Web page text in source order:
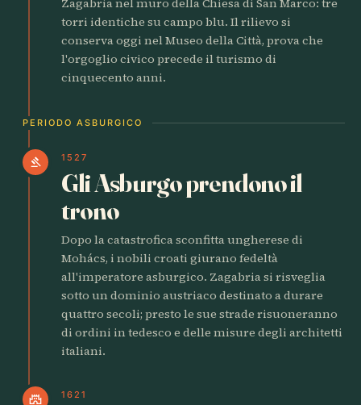
torri identiche su campo blu. Il rilievo si
conserva oggi nel Museo della Città, prova che
l'orgoglio civico precede il turismo di
cinquecento anni.
PERIODO ASBURGICO
gavel 1527
Gli Asburgo prendono il
trono
Dopo la catastrofica sconfitta ungherese di
Mohács, i nobili croati giurano fedeltà
all'imperatore asburgico. Zagabria si risveglia
sotto un dominio austriaco destinato a durare
quattro secoli; presto le sue strade risuoneranno
di ordini in tedesco e delle misure degli architetti
italiani.
castle 1621